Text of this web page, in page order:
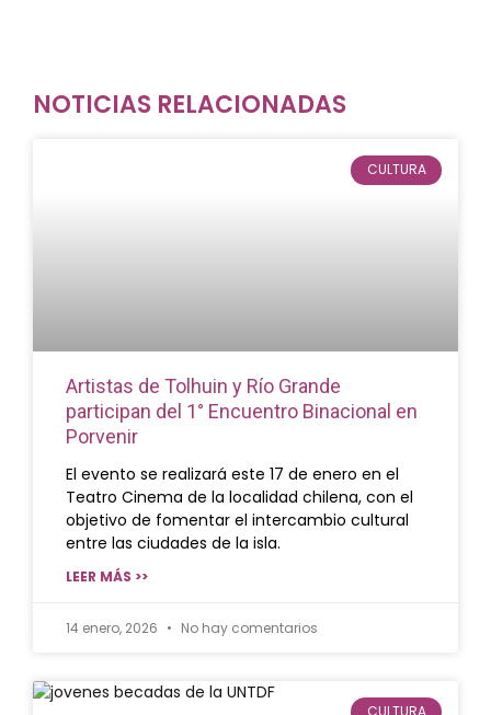
NOTICIAS RELACIONADAS
CULTURA
Artistas de Tolhuin y Río Grande
participan del 1° Encuentro Binacional en
Porvenir
El evento se realizará este 17 de enero en el
Teatro Cinema de la localidad chilena, con el
objetivo de fomentar el intercambio cultural
entre las ciudades de la isla.
LEER MÁS >>
14 enero, 2026 No hay comentarios